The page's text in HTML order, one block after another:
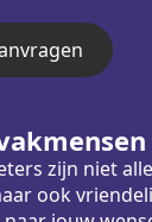
zijn niet
ook